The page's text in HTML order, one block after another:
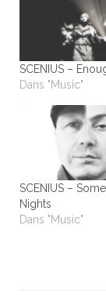
SCENIUS –
Dans "Music"
SCENIUS –
Nights
Dans "Music"